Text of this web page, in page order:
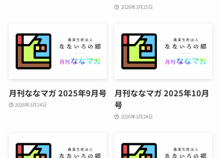
2026年3月25日
月刊ななマガ 2025年9月号
2026年3月24日
月刊ななマガ 2025年10月
号
2026年3月24日